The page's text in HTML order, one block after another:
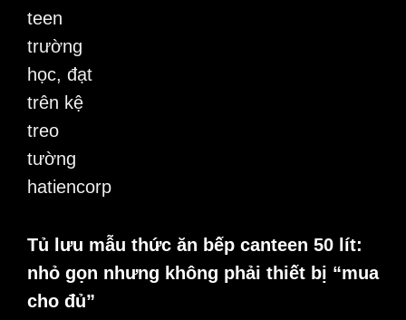
Tủ lưu mẫu thức ăn bếp canteen 50 lít:
nhỏ gọn nhưng không phải thiết bị “mua
cho đủ”